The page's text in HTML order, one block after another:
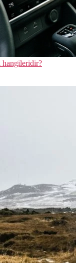
hangileridir?